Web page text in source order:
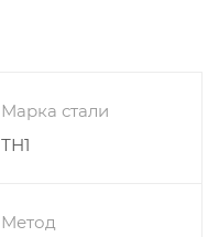
Марка стали
ТН1
Метод